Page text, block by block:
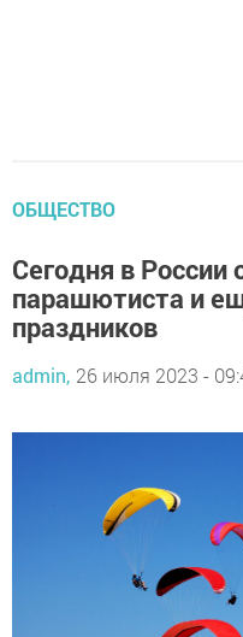
ОБЩЕСТВО
Сегодня в
парашютиста и
праздников
admin, 26 июля 2023 -